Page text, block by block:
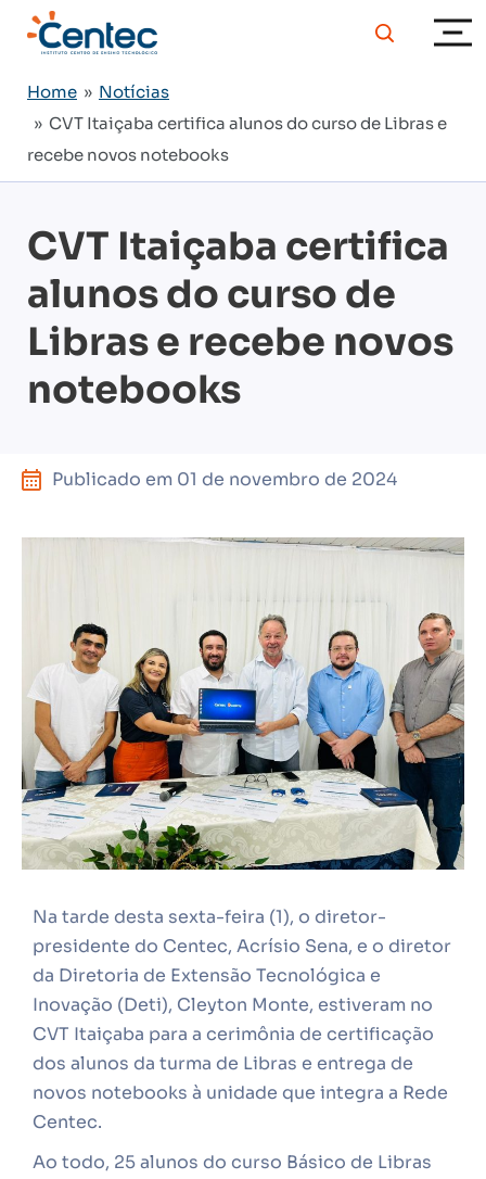
Home » Notícias
» CVT Itaiçaba certifica alunos do curso de Libras e
recebe novos notebooks
CVT Itaiçaba certifica
alunos do curso de
Libras e recebe novos
notebooks
Publicado em 01 de novembro de 2024
Na tarde desta sexta-feira (1), o diretor-
presidente do Centec, Acrísio Sena, e o diretor
da Diretoria de Extensão Tecnológica e
Inovação (Deti), Cleyton Monte, estiveram no
CVT Itaiçaba para a cerimônia de certificação
dos alunos da turma de Libras e entrega de
novos notebooks à unidade que integra a Rede
Centec.
Ao todo, 25 alunos do curso Básico de Libras